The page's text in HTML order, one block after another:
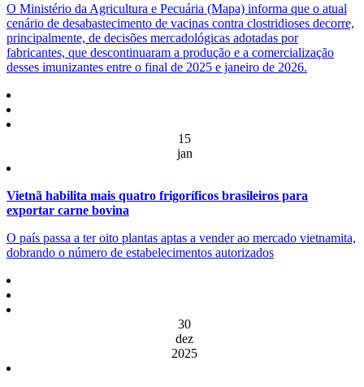
O Ministério da Agricultura e Pecuária (Mapa) informa que o atual
cenário de desabastecimento de vacinas contra clostridioses decorre,
principalmente, de decisões mercadológicas adotadas por
fabricantes, que descontinuaram a produção e a comercialização
desses imunizantes entre o final de 2025 e janeiro de 2026.
15
jan
Vietnã habilita mais quatro frigoríficos brasileiros para
exportar carne bovina
O país passa a ter oito plantas aptas a vender ao mercado vietnamita,
dobrando o número de estabelecimentos autorizados
30
dez
2025